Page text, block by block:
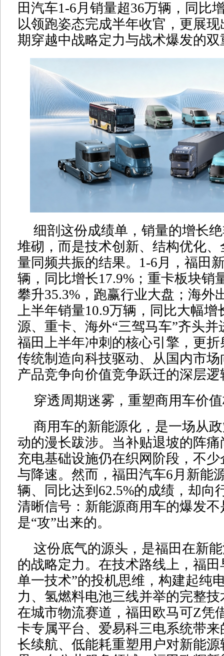
田汽车1-6月销量超36万辆，同比
以领跑姿态完成半年收官，更展
期穿越中战略定力与战术爆发的双
细剖这份成绩单，销量的增长
堆砌，而是技术创新、结构优化
量同频共振的结果。1-6月，福田
辆，同比增长17.9%；重卡板块销
攀升35.3%，跑赢行业大盘；海外
上半年销量10.9万辆，同比大幅增
源、重卡、海外“三驾马车”齐头
福田上半年冲刺的核心引擎，更
传统制造向科技驱动、从国内市
产品竞争向价值竞争跃迁的深层逻
穿透周期迷雾，重塑商用车价
商用车的新能源化，是一场从
动的漫长跋涉。当补贴退坡的阵
充电基础设施仍在织网阶段，不
与降速。然而，福田汽车6月新能
辆、同比达到62.5%的成绩，却向
清晰信号：新能源商用车的爆发不
是“攻”出来的。
这份底气的源头，是福田在新
的战略定力。在技术路线上，福田
单一技术”的投机思维，构建起纯
力、氢燃料电池三线并举的完整
在城市物流赛道，福田欧马可Z凭
卡专属平台、爱易科三电系统带
长续航、低能耗重塑用户对新能